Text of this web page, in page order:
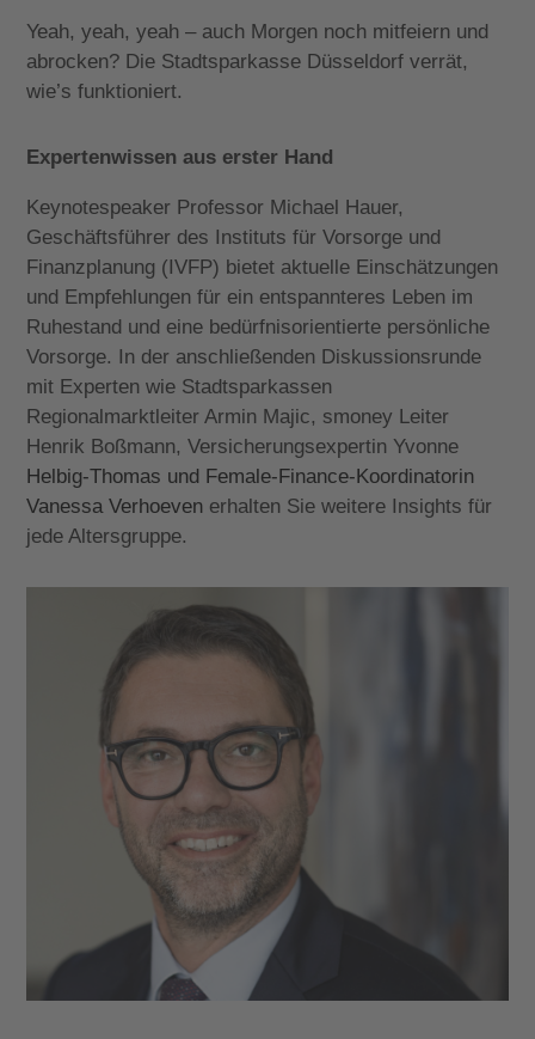
Yeah, yeah, yeah – auch Morgen noch mitfeiern und
abrocken? Die Stadtsparkasse Düsseldorf verrät,
wie’s funktioniert.
Expertenwissen aus erster Hand
Keynotespeaker Professor Michael Hauer,
Geschäftsführer des Instituts für Vorsorge und
Finanzplanung (IVFP) bietet aktuelle Einschätzungen
und Empfehlungen für ein entspannteres Leben im
Ruhestand und eine bedürfnisorientierte persönliche
Vorsorge. In der anschließenden Diskussionsrunde
mit Experten wie Stadtsparkassen
Regionalmarktleiter Armin Majic, smoney Leiter
Henrik Boßmann, Versicherungsexpertin Yvonne
Helbig-Thomas und Female-Finance-Koordinatorin
Vanessa Verhoeven erhalten Sie weitere Insights für
jede Altersgruppe.